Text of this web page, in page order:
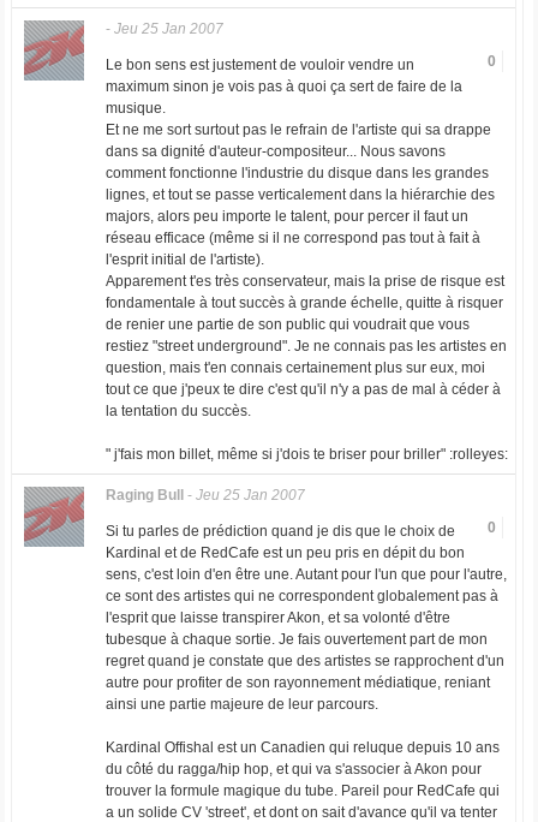
- Jeu 25 Jan 2007
0
Le bon sens est justement de vouloir vendre un
maximum sinon je vois pas à quoi ça sert de faire de la
musique.
Et ne me sort surtout pas le refrain de l'artiste qui sa drappe
dans sa dignité d'auteur-compositeur... Nous savons
comment fonctionne l'industrie du disque dans les grandes
lignes, et tout se passe verticalement dans la hiérarchie des
majors, alors peu importe le talent, pour percer il faut un
réseau efficace (même si il ne correspond pas tout à fait à
l'esprit initial de l'artiste).
Apparement t'es très conservateur, mais la prise de risque est
fondamentale à tout succès à grande échelle, quitte à risquer
de renier une partie de son public qui voudrait que vous
restiez "street underground". Je ne connais pas les artistes en
question, mais t'en connais certainement plus sur eux, moi
tout ce que j'peux te dire c'est qu'il n'y a pas de mal à céder à
la tentation du succès.
" j'fais mon billet, même si j'dois te briser pour briller" :rolleyes:
Raging Bull - Jeu 25 Jan 2007
0
Si tu parles de prédiction quand je dis que le choix de
Kardinal et de RedCafe est un peu pris en dépit du bon
sens, c'est loin d'en être une. Autant pour l'un que pour l'autre,
ce sont des artistes qui ne correspondent globalement pas à
l'esprit que laisse transpirer Akon, et sa volonté d'être
tubesque à chaque sortie. Je fais ouvertement part de mon
regret quand je constate que des artistes se rapprochent d'un
autre pour profiter de son rayonnement médiatique, reniant
ainsi une partie majeure de leur parcours.
Kardinal Offishal est un Canadien qui reluque depuis 10 ans
du côté du ragga/hip hop, et qui va s'associer à Akon pour
trouver la formule magique du tube. Pareil pour RedCafe qui
a un solide CV 'street', et dont on sait d'avance qu'il va tenter